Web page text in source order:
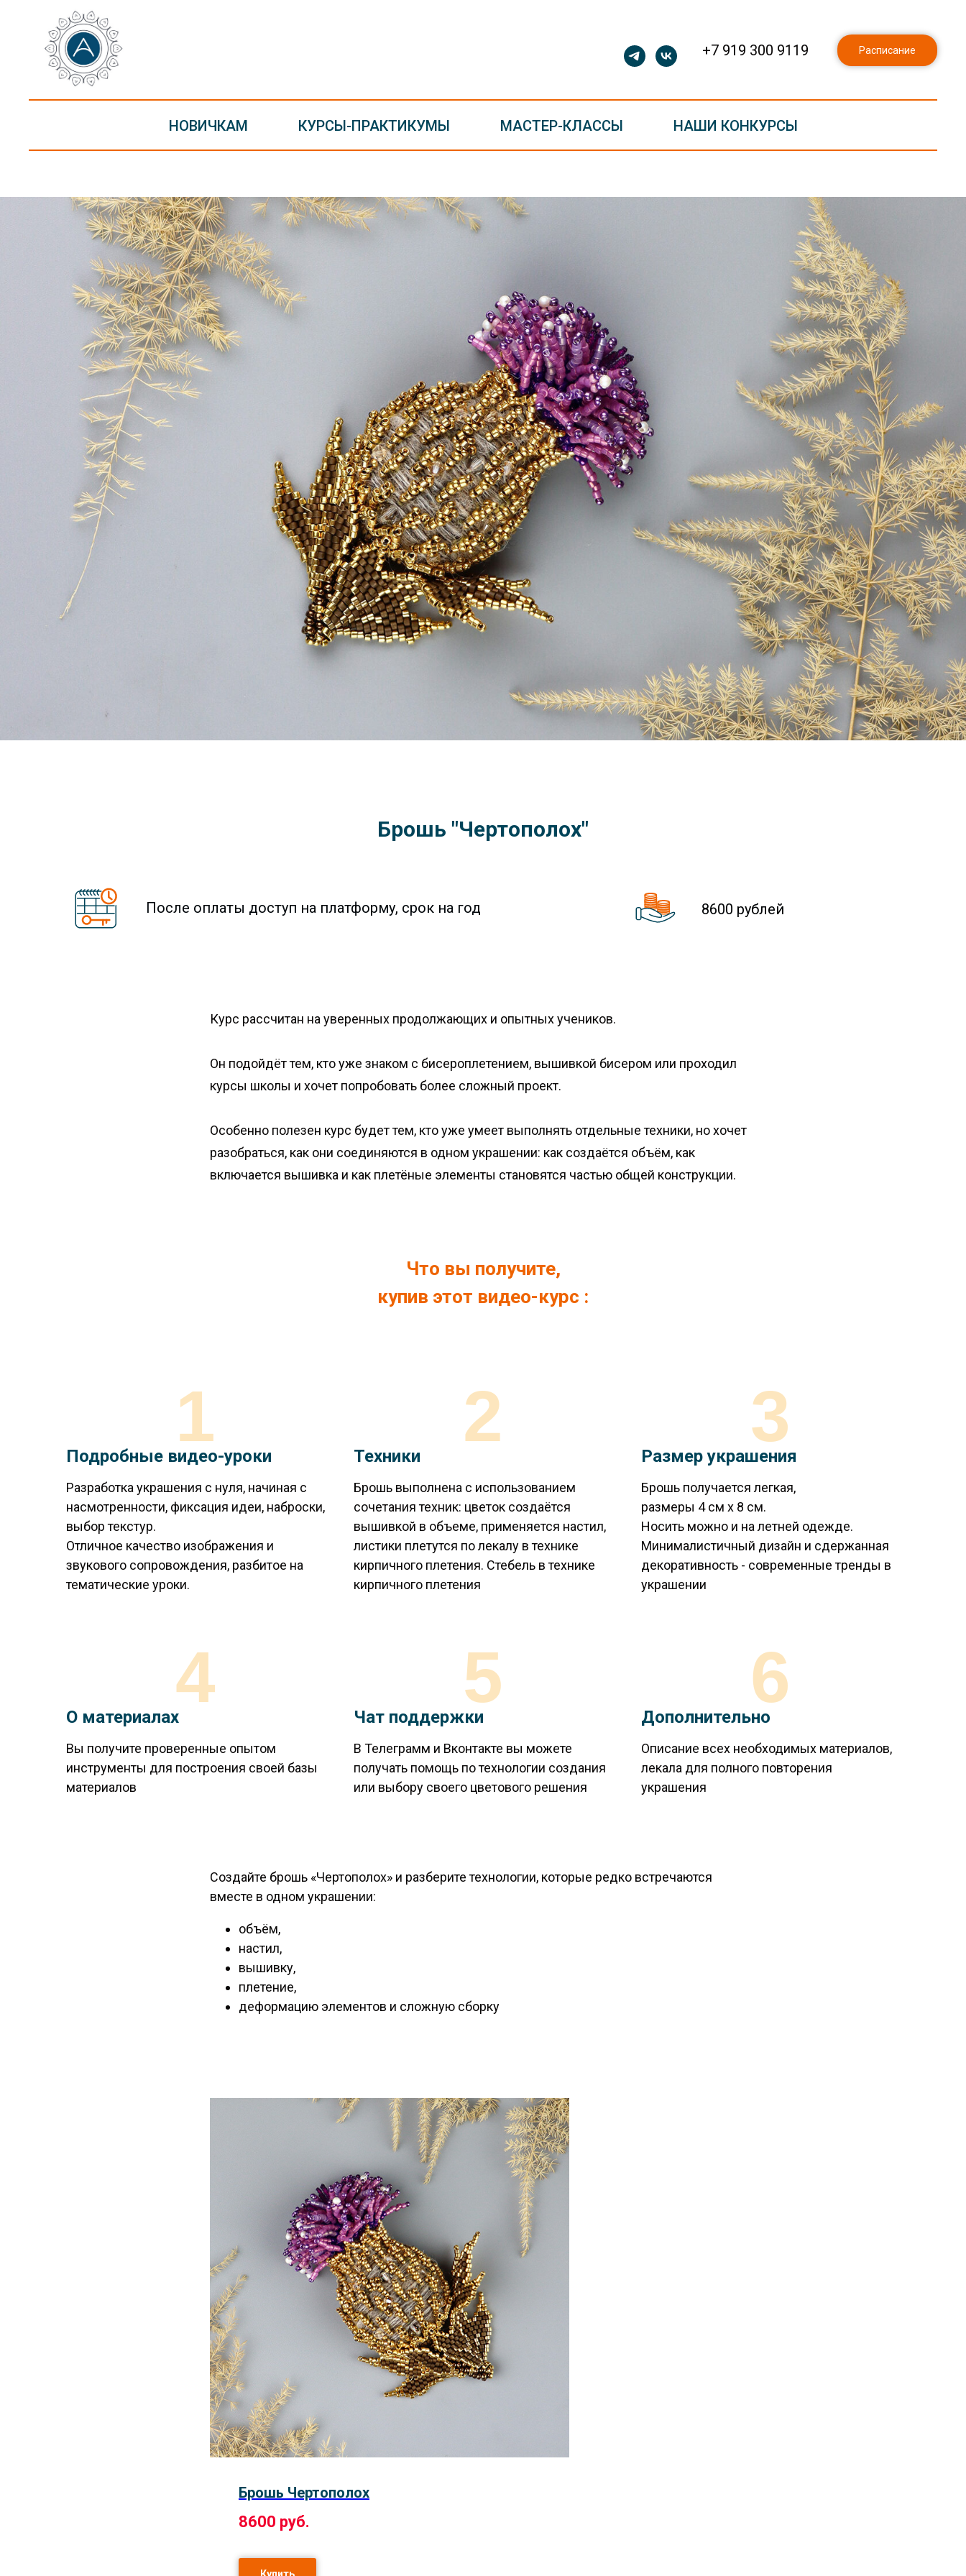
+7 919 300 9119 Расписание
НОВИЧКАМ КУРСЫ-ПРАКТИКУМЫ МАСТЕР-КЛАССЫ НАШИ КОНКУРСЫ
Брошь "Чертополох"
После оплаты доступ на платформу, срок на год 8600 рублей
Курс рассчитан на уверенных продолжающих и опытных учеников.
Он подойдёт тем, кто уже знаком с бисероплетением, вышивкой бисером или проходил
курсы школы и хочет попробовать более сложный проект.
Особенно полезен курс будет тем, кто уже умеет выполнять отдельные техники, но хочет
разобраться, как они соединяются в одном украшении: как создаётся объём, как
включается вышивка и как плетёные элементы становятся частью общей конструкции.
Что вы получите,
купив этот видео-курс :
Подробные видео-уроки
Разработка украшения с нуля, начиная с
насмотренности, фиксация идеи, наброски,
выбор текстур.
Отличное качество изображения и
звукового сопровождения, разбитое на
тематические уроки.
1 Техники
Брошь выполнена с использованием
сочетания техник: цветок создаётся
вышивкой в объеме, применяется настил,
листики плетутся по лекалу в технике
кирпичного плетения. Стебель в технике
кирпичного плетения
2 Размер украшения
Брошь получается легкая,
размеры 4 см х 8 см.
Носить можно и на летней одежде.
Минималистичный дизайн и сдержанная
декоративность - современные тренды в
украшении
3
О материалах
Вы получите проверенные опытом
инструменты для построения своей базы
материалов
4 Чат поддержки
В Телеграмм и Вконтакте вы можете
получать помощь по технологии создания
или выбору своего цветового решения
5 Дополнительно
Описание всех необходимых материалов,
лекала для полного повторения
украшения
6
Создайте брошь «Чертополох» и разберите технологии, которые редко встречаются
вместе в одном украшении:
объём,
настил,
вышивку,
плетение,
деформацию элементов и сложную сборку
Брошь Чертополох
8600 руб.
Купить